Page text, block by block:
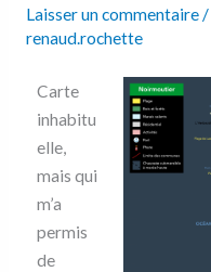
Laisser un commentaire/
renaud.rochette
Carte
inhabitu
elle,
mais qui
m’a
permis
de